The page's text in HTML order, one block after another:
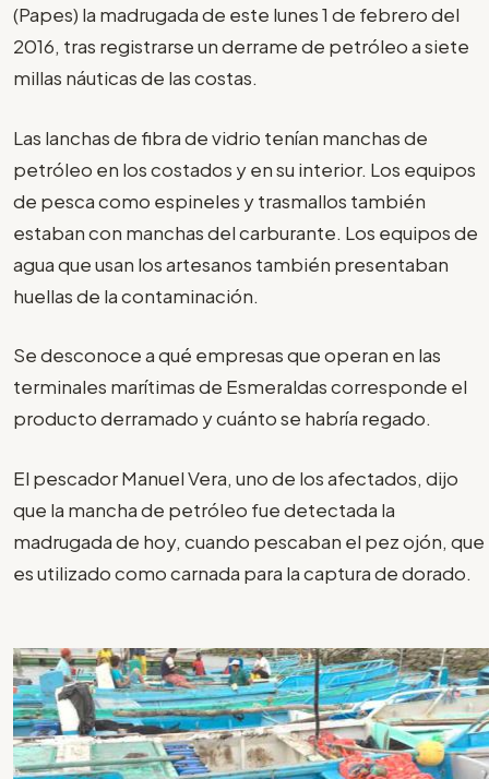
(Papes) la madrugada de este lunes 1 de febrero del
2016, tras registrarse un derrame de petróleo a siete
millas náuticas de las costas.
Las lanchas de fibra de vidrio tenían manchas de
petróleo en los costados y en su interior. Los equipos
de pesca como espineles y trasmallos también
estaban con manchas del carburante. Los equipos de
agua que usan los artesanos también presentaban
huellas de la contaminación.
Se desconoce a qué empresas que operan en las
terminales marítimas de Esmeraldas corresponde el
producto derramado y cuánto se habría regado.
El pescador Manuel Vera, uno de los afectados, dijo
que la mancha de petróleo fue detectada la
madrugada de hoy, cuando pescaban el pez ojón, que
es utilizado como carnada para la captura de dorado.